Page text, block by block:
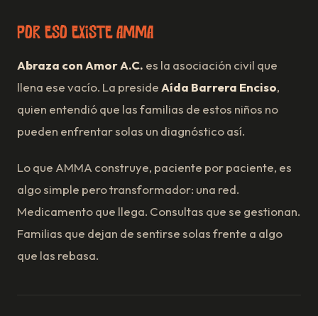
Por eso existe AMMA
Abraza con Amor A.C. es la asociación civil que
llena ese vacío. La presideAída Barrera Enciso,
quien entendió que las familias de estos niños no
pueden enfrentar solas un diagnóstico así.
Lo que AMMA construye, paciente por paciente, es
algo simple pero transformador: una red.
Medicamento que llega. Consultas que se gestionan.
Familias que dejan de sentirse solas frente a algo
que las rebasa.